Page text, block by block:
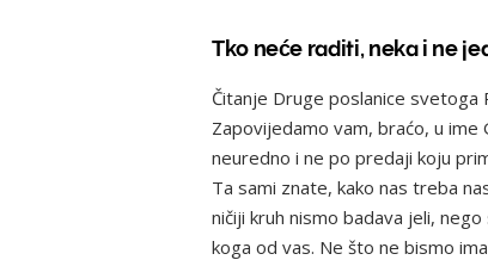
Tko neće raditi, neka i ne
Čitanje Druge poslanice svetoga
Zapovijedamo vam, braćo, u
neuredno i ne po predaji koju
Ta sami znate, kako nas treba
ničiji kruh nismo badava jeli,
koga od vas. Ne što ne bismo